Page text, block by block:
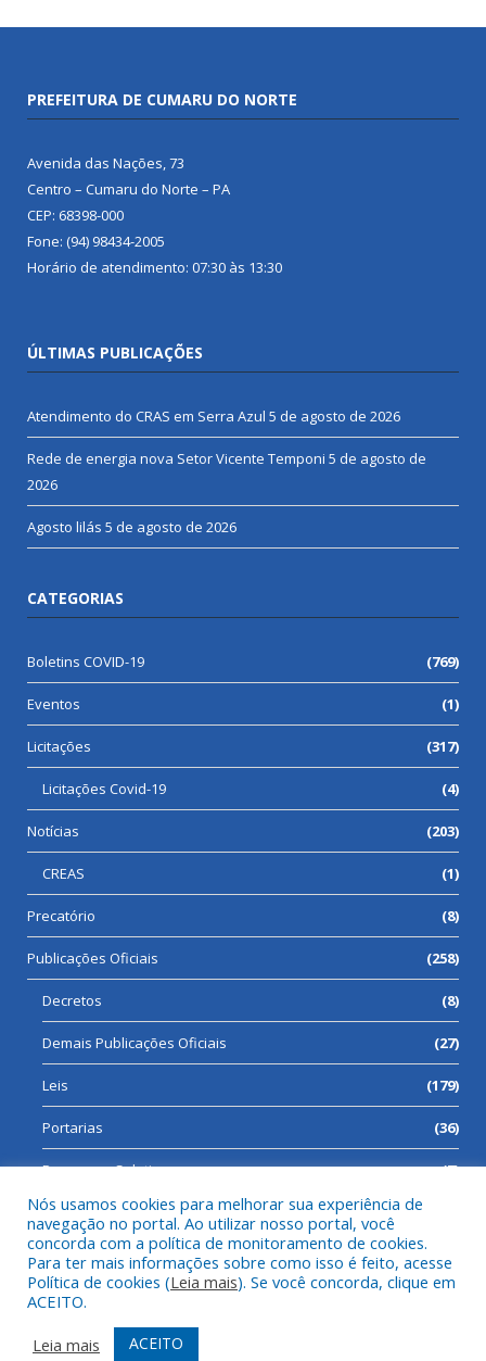
PREFEITURA DE CUMARU DO NORTE
Avenida das Nações, 73
Centro – Cumaru do Norte – PA
CEP: 68398-000
Fone: (94) 98434-2005
Horário de atendimento: 07:30 às 13:30
ÚLTIMAS PUBLICAÇÕES
Atendimento do CRAS em Serra Azul 5 de agosto de 2026
Rede de energia nova Setor Vicente Temponi 5 de agosto de
2026
Agosto lilás 5 de agosto de 2026
CATEGORIAS
Boletins COVID-19 (769)
Eventos (1)
Licitações (317)
Licitações Covid-19 (4)
Notícias (203)
CREAS (1)
Precatório (8)
Publicações Oficiais (258)
Decretos (8)
Demais Publicações Oficiais (27)
Leis (179)
Portarias (36)
Processos Seletivos (7)
Todos os direitos reservados a Prefeitura Municipal de Cumaru
do Norte.
Mapa do Site
Acessar Área Administrativa
Nós usamos cookies para melhorar sua experiência de
navegação no portal. Ao utilizar nosso portal, você
concorda com a política de monitoramento de cookies.
Para ter mais informações sobre como isso é feito, acesse
Política de cookies (Leia mais). Se você concorda, clique em
ACEITO.
Leia mais
ACEITO